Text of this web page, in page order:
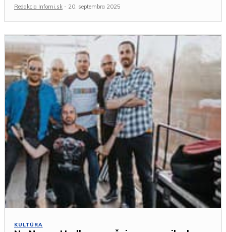
Redakcia Infomi.sk - 20. septembra 2025
KULTÚRA